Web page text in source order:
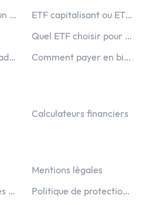
Combien rapporte un PEA ?
ETF capitalisant ou ETF distribuant ?
Quel ETF choisir pour un PEA PME ?
Meilleure banque traditionnelle
Comment payer en bitcoin ?
Calculateurs financiers
Mentions légales
Conditions générales d’utilisation
Politique de protection des données